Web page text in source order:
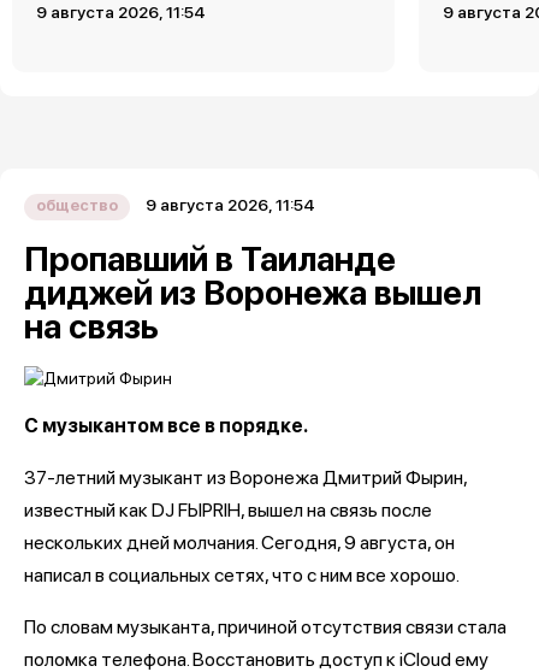
9 августа 2026, 11:54 9 августа
общество 9 августа 2026, 11:54
Пропавший в Таиланде
диджей из Воронежа вышел
на связь
С музыкантом все в порядке.
37-летний музыкант из Воронежа Дмитрий Фырин,
известный как DJ FЫРRIН, вышел на связь после
нескольких дней молчания. Сегодня, 9 августа, он
написал в социальных сетях, что с ним все хорошо.
По словам музыканта, причиной отсутствия связи стала
поломка телефона. Восстановить доступ к iCloud ему